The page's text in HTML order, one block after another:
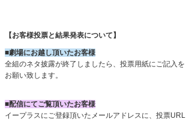
【お客様投票と結果発表について】
■劇場にお越し頂いたお客様
全組のネタ披露が終了しましたら、投票用紙にご記入を
お願い致します。
■配信にてご覧頂いたお客様
イープラスにご登録頂いたメールアドレスに、投票URL